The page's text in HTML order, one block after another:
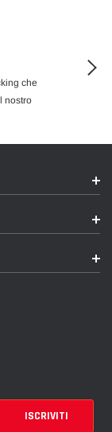
you can choose to
che
nostro